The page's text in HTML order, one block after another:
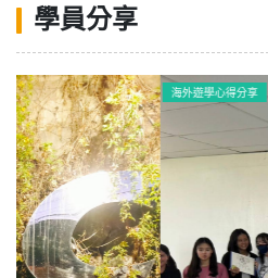
學員分享
海外遊學心得分享